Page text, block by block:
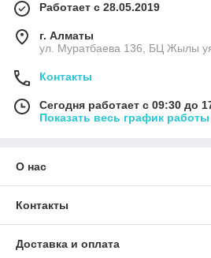
Работает с 28.05.2019
г. Алматы
ул. Муратбаева 136, БЦ Жылы
Контакты
Сегодня работает с 09:30 до
Показать весь график работы
О нас
Контакты
Доставка и оплата